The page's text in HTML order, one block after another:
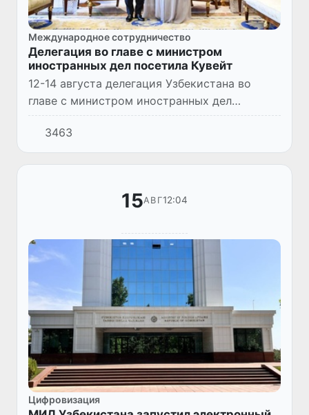
Международное сотрудничество
Делегация во главе с министром
иностранных дел посетила Кувейт
12-14 августа делегация Узбекистана во
главе с министром иностранных дел
Бахтиером Саидовым посетила Кувейт. В
ходе визита был организован ряд
двусторонних переговоров, встреч с ве...
3463
15АВГ12:04
Цифровизация